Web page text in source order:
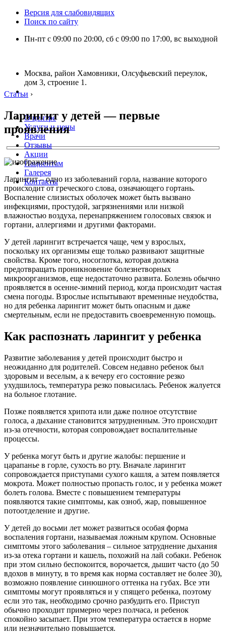
Версия для слабовидящих
Поиск по сайту
Пн-пт с 09:00 по 20:00, сб с 09:00 по 17:00, вс выходной
Москва, район Хамовники, Олсуфьевский переулок,
дом 3, строение 1.
О центре
Услуги и цены
Врачи
Отзывы
Акции
Пациентам
Галерея
Контакты
Статьи ›
Ларингит у детей — первые
проявления
Ларингит – одно из заболеваний горла, название которого
происходит от греческого слова, означающего гортань.
Воспаление слизистых оболочек может быть вызвано
инфекциями, простудой, загрязнениями или низкой
влажностью воздуха, перенапряжением голосовых связок и
гортани, аллергиями и другими факторами.
У детей ларингит встречается чаще, чем у взрослых,
поскольку их организмы еще только развивают защитные
свойства. Кроме того, носоглотка, которая должна
предотвращать проникновение болезнетворных
микроорганизмов, еще недостаточно развита. Болезнь обычно
проявляется в осенне-зимний период, когда происходит частая
смена погоды. Взрослые испытывают временные неудобства,
но для ребенка ларингит может быть опасным и даже
смертельным, если не предоставить своевременную помощь.
Как распознать ларингит у ребенка
Развитие заболевания у детей происходит быстро и
неожиданно для родителей. Совсем недавно ребенок был
здоровым и веселым, а к вечеру его состояние резко
ухудшилось, температура резко повысилась. Ребенок жалуется
на больное глотание.
Позже появляется хрипота или даже полное отсутствие
голоса, а дыхание становится затрудненным. Это происходит
из-за отечности, которая сопровождает воспалительные
процессы.
У ребенка могут быть и другие жалобы: першение и
царапанье в горле, сухость во рту. Вначале ларингит
сопровождается приступами сухого кашля, а затем появляется
мокрота. Может полностью пропасть голос, и у ребенка может
болеть голова. Вместе с повышением температуры
появляются такие симптомы, как озноб, жар, повышенное
потоотделение и другие.
У детей до восьми лет может развиться особая форма
воспаления гортани, называемая ложным крупом. Основные
симптомы этого заболевания – сильное затруднение дыхания
из-за отека гортани и кашель, похожий на лай собаки. Ребенок
при этом сильно беспокоится, ворочается, дышит часто (до 50
вдохов в минуту, в то время как норма составляет не более 30),
возможно появление синюшного оттенка на губах. Все эти
симптомы могут проявляться и у спящего ребенка, поэтому
если это так, необходимо срочно разбудить его. Приступ
обычно проходит примерно через полчаса, и ребенок
спокойно засыпает. При этом температура остается в норме
или незначительно повышается.